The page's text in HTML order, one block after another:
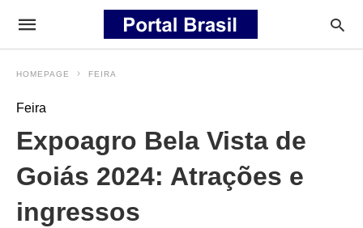
HOMEPAGE FEIRA
Feira
Expoagro Bela Vista de
Goiás 2024: Atrações e
ingressos